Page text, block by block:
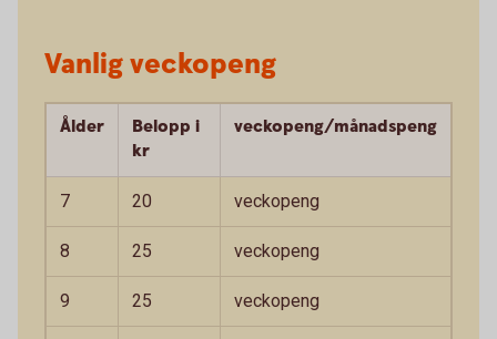
Vanlig veckopeng
Ålder
Belopp i
kr
veckopeng/månadspeng
7 20 veckopeng
8 25 veckopeng
9 25 veckopeng